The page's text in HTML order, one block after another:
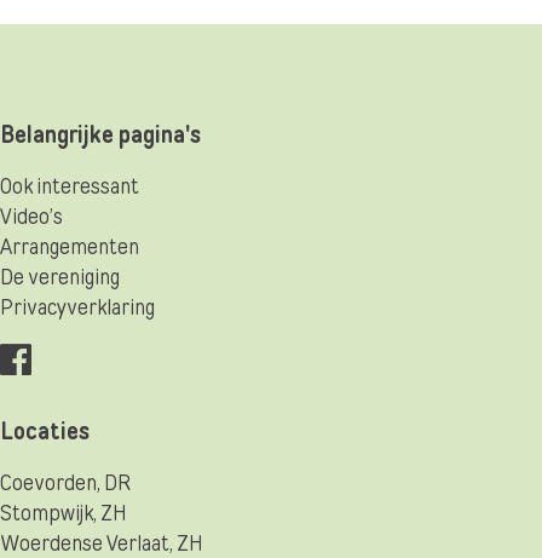
Belangrijke pagina's
Ook interessant
Video’s
Arrangementen
De vereniging
Privacyverklaring
Locaties
Coevorden, DR
Stompwijk, ZH
Woerdense Verlaat, ZH